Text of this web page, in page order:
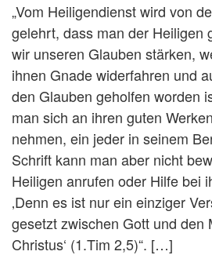
„Vom Heiligendienst wird von
gelehrt, dass man der Heiligen
wir unseren Glauben stärken,
ihnen Gnade widerfahren und
den Glauben geholfen worden
man sich an ihren guten
nehmen, ein jeder in seinem
Schrift kann man aber nicht
Heiligen anrufen oder Hilfe bei
‚Denn es ist nur ein einziger
gesetzt zwischen Gott und den
Christus‘ (1.Tim 2,5)“. […]